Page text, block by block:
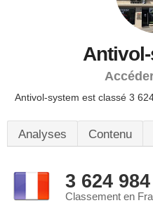
Antivol-system est classé 3
Analyses Contenu
3 624 984
Classement en